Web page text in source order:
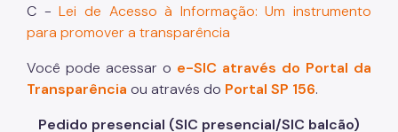
C -Lei de Acesso à Informação: Um instrumento
para promover a transparência
Você pode acessar o e-SIC através do Portal da
Transparência ou através do Portal SP 156.
Pedido presencial (SIC presencial/SIC balcão)